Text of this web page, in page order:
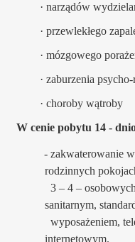
· narządów
· przewlekłego
· mózgowego
· zaburzenia
· choroby wątroby
W cenie pobytu 14 -
- zakwaterowanie
rodzinnych
3 – 4 –
sanitarnym,
wyposażeniem,
internetowym.